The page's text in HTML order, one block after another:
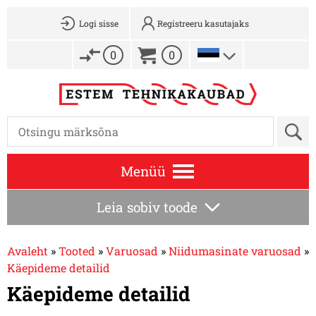
Logi sisse Registreeru kasutajaks
0 0
Menüü
Leia sobiv toode
Avaleht »Tooted »Varuosad »Niidumasinate varuosad »
Käepideme detailid
Käepideme detailid